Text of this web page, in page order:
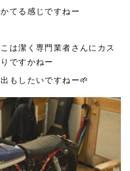
てる感じですねー
は潔く専門業者さんにカス
ですかねー
もしたいですねー🌱